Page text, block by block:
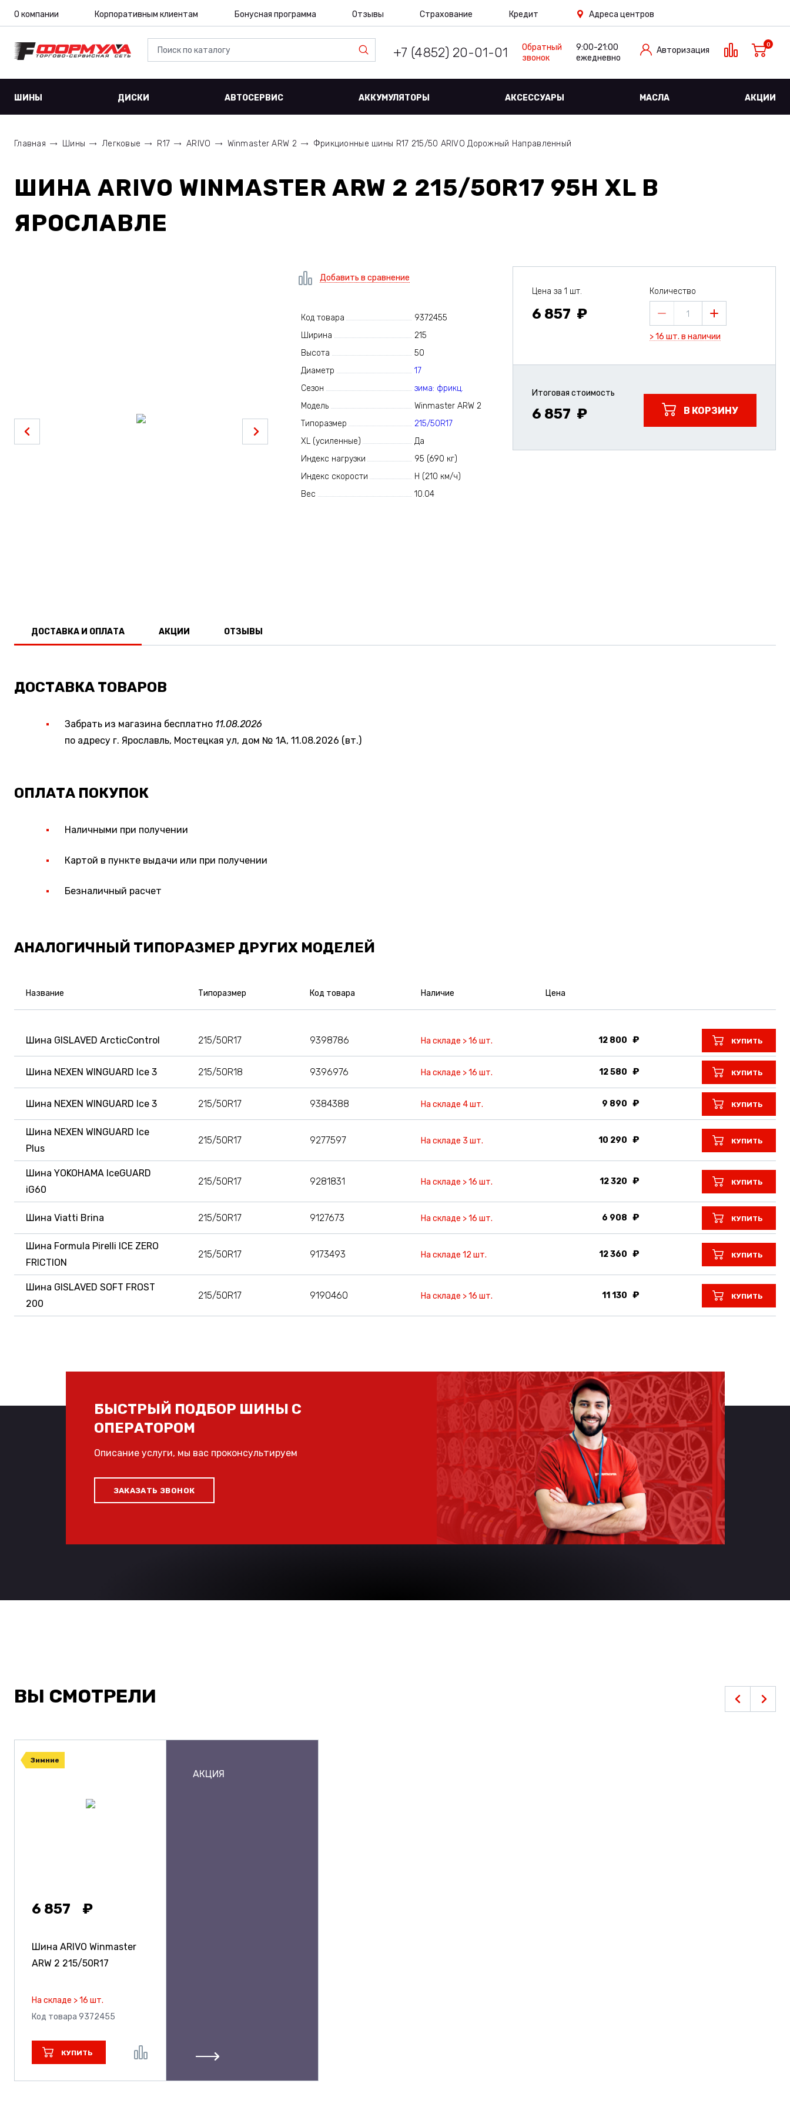
О компании Корпоративным клиентам Бонусная программа Отзывы Страхование Кредит Адреса центров
+7 (4852) 20-01-01
Обратный
звонок
9:00-21:00
ежедневно
Авторизация
0
ШИНЫ ДИСКИ АВТОСЕРВИС АККУМУЛЯТОРЫ АКСЕССУАРЫ МАСЛА АКЦИИ
Главная Шины Легковые R17 ARIVO Winmaster ARW 2 Фрикционные шины R17 215/50 ARIVO Дорожный Направленный
ШИНА ARIVO WINMASTER ARW 2 215/50R17 95H XL В
ЯРОСЛАВЛЕ
Добавить в сравнение
Код товара
9372455
Ширина
215
Высота
50
Диаметр
17
Сезон
зима: фрикц.
Модель
Winmaster ARW 2
Типоразмер
215/50R17
XL (усиленные)
Да
Индекс нагрузки
95 (690 кг)
Индекс скорости
H (210 км/ч)
Вес
10.04
Цена за 1 шт.
6 857
Количество
1
> 16 шт. в наличии
Итоговая стоимость
6 857 В КОРЗИНУ
ДОСТАВКА И ОПЛАТА АКЦИИ ОТЗЫВЫ
ДОСТАВКА ТОВАРОВ
Забрать из магазина бесплатно 11.08.2026
по адресу г. Ярославль, Мостецкая ул, дом № 1А, 11.08.2026 (вт.)
ОПЛАТА ПОКУПОК
Наличными при получении
Картой в пункте выдачи или при получении
Безналичный расчет
АНАЛОГИЧНЫЙ ТИПОРАЗМЕР ДРУГИХ МОДЕЛЕЙ
Название Типоразмер Код товара Наличие Цена
Шина GISLAVED ArcticControl 215/50R17 9398786 На складе > 16 шт. 12 800 КУПИТЬ
Шина NEXEN WINGUARD Ice 3 215/50R18 9396976 На складе > 16 шт. 12 580 КУПИТЬ
Шина NEXEN WINGUARD Ice 3 215/50R17 9384388 На складе 4 шт. 9 890 КУПИТЬ
Шина NEXEN WINGUARD Ice
Plus
215/50R17 9277597 На складе 3 шт. 10 290 КУПИТЬ
Шина YOKOHAMA IceGUARD
iG60
215/50R17 9281831 На складе > 16 шт. 12 320 КУПИТЬ
Шина Viatti Brina 215/50R17 9127673 На складе > 16 шт. 6 908 КУПИТЬ
Шина Formula Pirelli ICE ZERO
FRICTION
215/50R17 9173493 На складе 12 шт. 12 360 КУПИТЬ
Шина GISLAVED SOFT FROST
200
215/50R17 9190460 На складе > 16 шт. 11 130 КУПИТЬ
БЫСТРЫЙ ПОДБОР ШИНЫ С
ОПЕРАТОРОМ
Описание услуги, мы вас проконсультируем
ЗАКАЗАТЬ ЗВОНОК
ВЫ СМОТРЕЛИ
Зимние
6 857
Шина ARIVO Winmaster
ARW 2 215/50R17
На складе > 16 шт.
Код товара 9372455
КУПИТЬ
АКЦИЯ